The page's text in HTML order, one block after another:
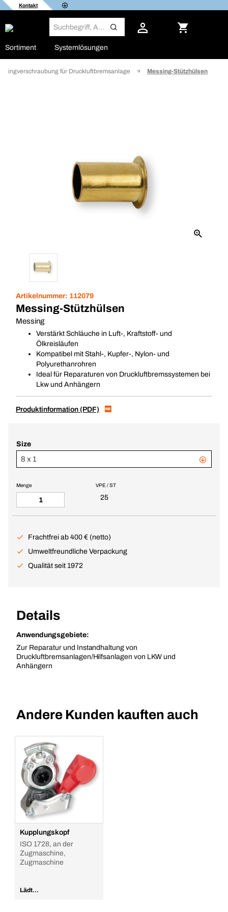
Kontakt
Sortiment Systemlösungen
für Druckluftbremsanlage Messing-Stützhülsen
Artikelnummer: 112079
Messing-Stützhülsen
Messing
Verstärkt Schläuche in Luft-, Kraftstoff- und
Ölkreisläufen
Kompatibel mit Stahl-, Kupfer-, Nylon- und
Polyurethanrohren
Ideal für Reparaturen von Druckluftbremssystemen bei
Lkw und Anhängern
Produktinformation (PDF)
Size
8 x 1
VPE / ST
25
Menge
Frachtfrei ab 400 € (netto)
Umweltfreundliche Verpackung
Qualität seit 1972
Details
Anwendungsgebiete:
Zur Reparatur und Instandhaltung von
Druckluftbremsanlagen/Hilfsanlagen von LKW und
Anhängern
Andere Kunden kauften auch
Kupplungskopf
ISO 1728, an der
Zugmaschine,
Zugmaschine
Lädt...